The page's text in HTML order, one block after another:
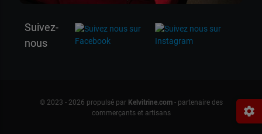
Suivez-
nous
© 2023 - 2026 propulsé par Kelvitrine.com- partenaire des
commerçants et artisans
settings